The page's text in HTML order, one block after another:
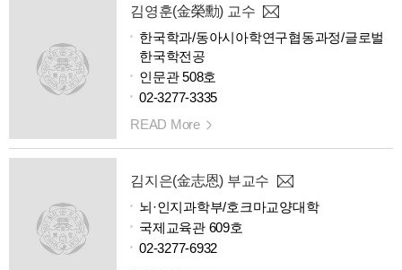
김영훈(金榮勳) 교수
한국학과/동아시아학연구협동과정/글로벌
한국학전공
인문관 508호
02-3277-3335
READ More
김지은(金志恩) 부교수
뇌·인지과학부/호크마교양대학
국제교육관 609호
02-3277-6932